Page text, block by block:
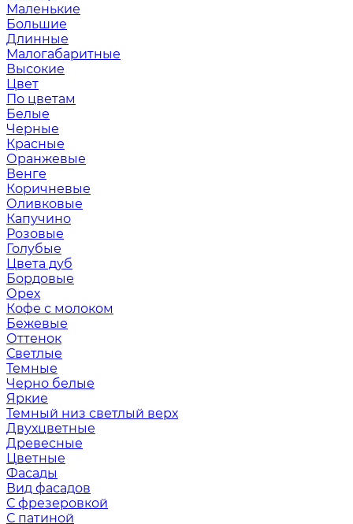
Маленькие
Большие
Длинные
Малогабаритные
Высокие
Цвет
По цветам
Белые
Черные
Красные
Оранжевые
Венге
Коричневые
Оливковые
Капучино
Розовые
Голубые
Цвета дуб
Бордовые
Орех
Кофе с молоком
Бежевые
Оттенок
Светлые
Темные
Черно белые
Яркие
Темный низ светлый верх
Двухцветные
Древесные
Цветные
Фасады
Вид фасадов
С фрезеровкой
С патиной